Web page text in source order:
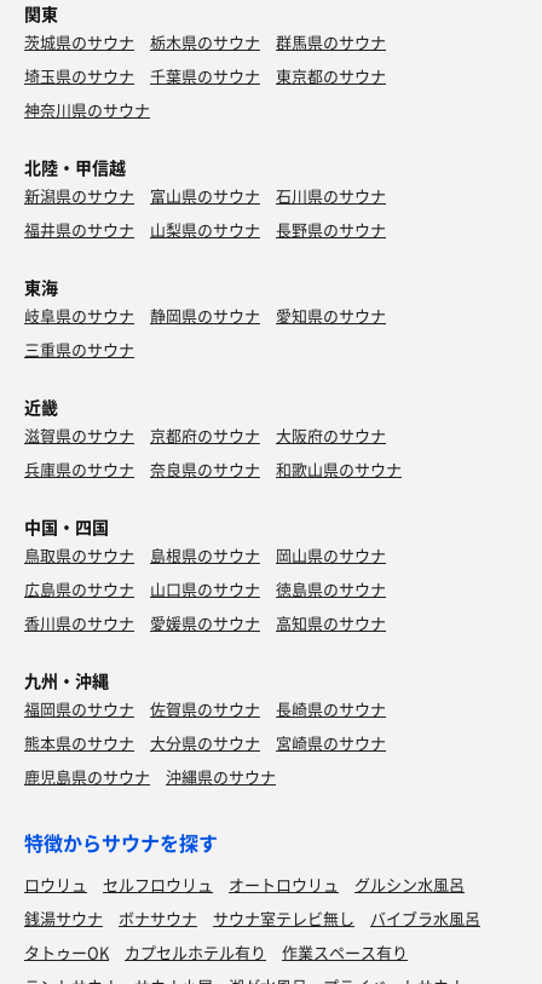
関東
茨城県のサウナ 栃木県のサウナ
群馬県のサウナ
埼玉県のサウナ
千葉県のサウナ
東京都のサウナ
神奈川県のサウナ
北陸・甲信越
新潟県のサウナ 富山県のサウナ
石川県のサウナ
福井県のサウナ
山梨県のサウナ 長野県のサウナ
東海
岐阜県のサウナ 静岡県のサウナ
愛知県のサウナ
三重県のサウナ
近畿
滋賀県のサウナ 京都府のサウナ
大阪府のサウナ
兵庫県のサウナ
奈良県のサウナ 和歌山県のサウナ
中国・四国
鳥取県のサウナ 島根県のサウナ
岡山県のサウナ
広島県のサウナ
山口県のサウナ
徳島県のサウナ
香川県のサウナ
愛媛県のサウナ 高知県のサウナ
九州・沖縄
福岡県のサウナ 佐賀県のサウナ
長崎県のサウナ
熊本県のサウナ
大分県のサウナ
宮崎県のサウナ
鹿児島県のサウナ
沖縄県のサウナ
特徴からサウナを探す
ロウリュ セルフロウリュ オートロウリュ
グルシン水風呂
銭湯サウナ
ボナサウナ サウナ室テレビ無し
バイブラ水風呂
タトゥーOK
カプセルホテル有り
作業スペース有り